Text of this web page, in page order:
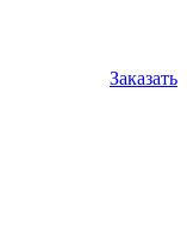
Заказать